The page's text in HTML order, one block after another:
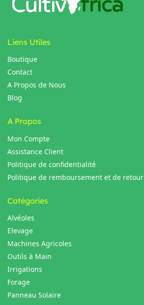
Liens Utiles
Boutique
Contact
A Propos de Nous
Blog
A Propos
Mon Compte
Assistance Client
Politique de confidentialité
Politique de remboursement et de retour
Catégories
Alvéoles
Elevage
Machines Agricoles
Outils à Main
Irrigations
Forage
Panneau Solaire